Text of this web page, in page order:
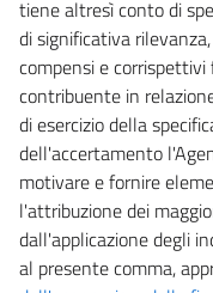
tiene altresì conto di
di significativa
compensi e
contribuente in
di esercizio della
dell'accertamento
motivare e fornire
l'attribuzione dei
dall'applicazione degli
al presente comma,